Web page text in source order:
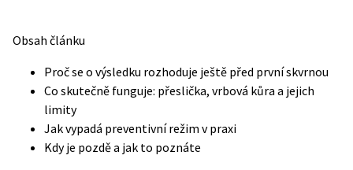
Obsah článku
Proč se o výsledku rozhoduje ještě před první skvrnou
Co skutečně funguje: přeslička, vrbová kůra a jejich
limity
Jak vypadá preventivní režim v praxi
Kdy je pozdě a jak to poznáte